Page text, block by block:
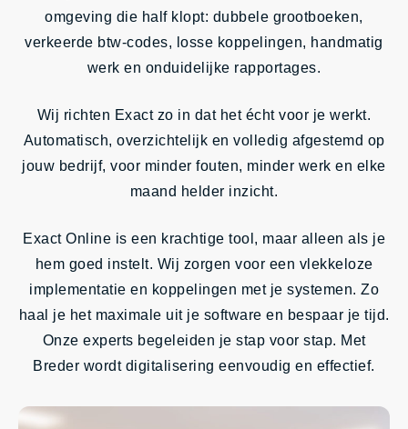
omgeving die half klopt: dubbele grootboeken,
verkeerde btw-codes, losse koppelingen, handmatig
werk en onduidelijke rapportages.
Wij richten Exact zo in dat het écht voor je werkt.
Automatisch, overzichtelijk en volledig afgestemd op
jouw bedrijf, voor minder fouten, minder werk en elke
maand helder inzicht.
Exact Online is een krachtige tool, maar alleen als je
hem goed instelt. Wij zorgen voor een vlekkeloze
implementatie en koppelingen met je systemen. Zo
haal je het maximale uit je software en bespaar je tijd.
Onze experts begeleiden je stap voor stap. Met
Breder wordt digitalisering eenvoudig en effectief.